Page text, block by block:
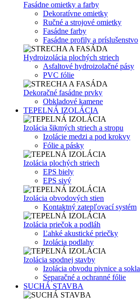
Fasádne omietky a farby
Dekoratívne omietky
Ručné a strojové omietky
Fasádne farby
Fasádne profily a príslušenstvo
Hydroizolácia plochých striech
Asfaltové hydroizolačné pásy
PVC fólie
Dekoračné fasádne prvky
Obkladové kamene
TEPELNÁ IZOLÁCIA
Izolácia šikmých striech a stropu
Izolácie medzi a pod krokvy
Fólie a pásky
Izolácia plochých striech
EPS biely
EPS sivý
Izolácia obvodových stien
Kontaktný zatepľovací systém
Izolácia priečok a podláh
Ľahké akustické priečky
Izolácia podlahy
Izolácia spodnej stavby
Izolácia obvodu pivnice a sokla
Separačné a ochranné fólie
SUCHÁ STAVBA